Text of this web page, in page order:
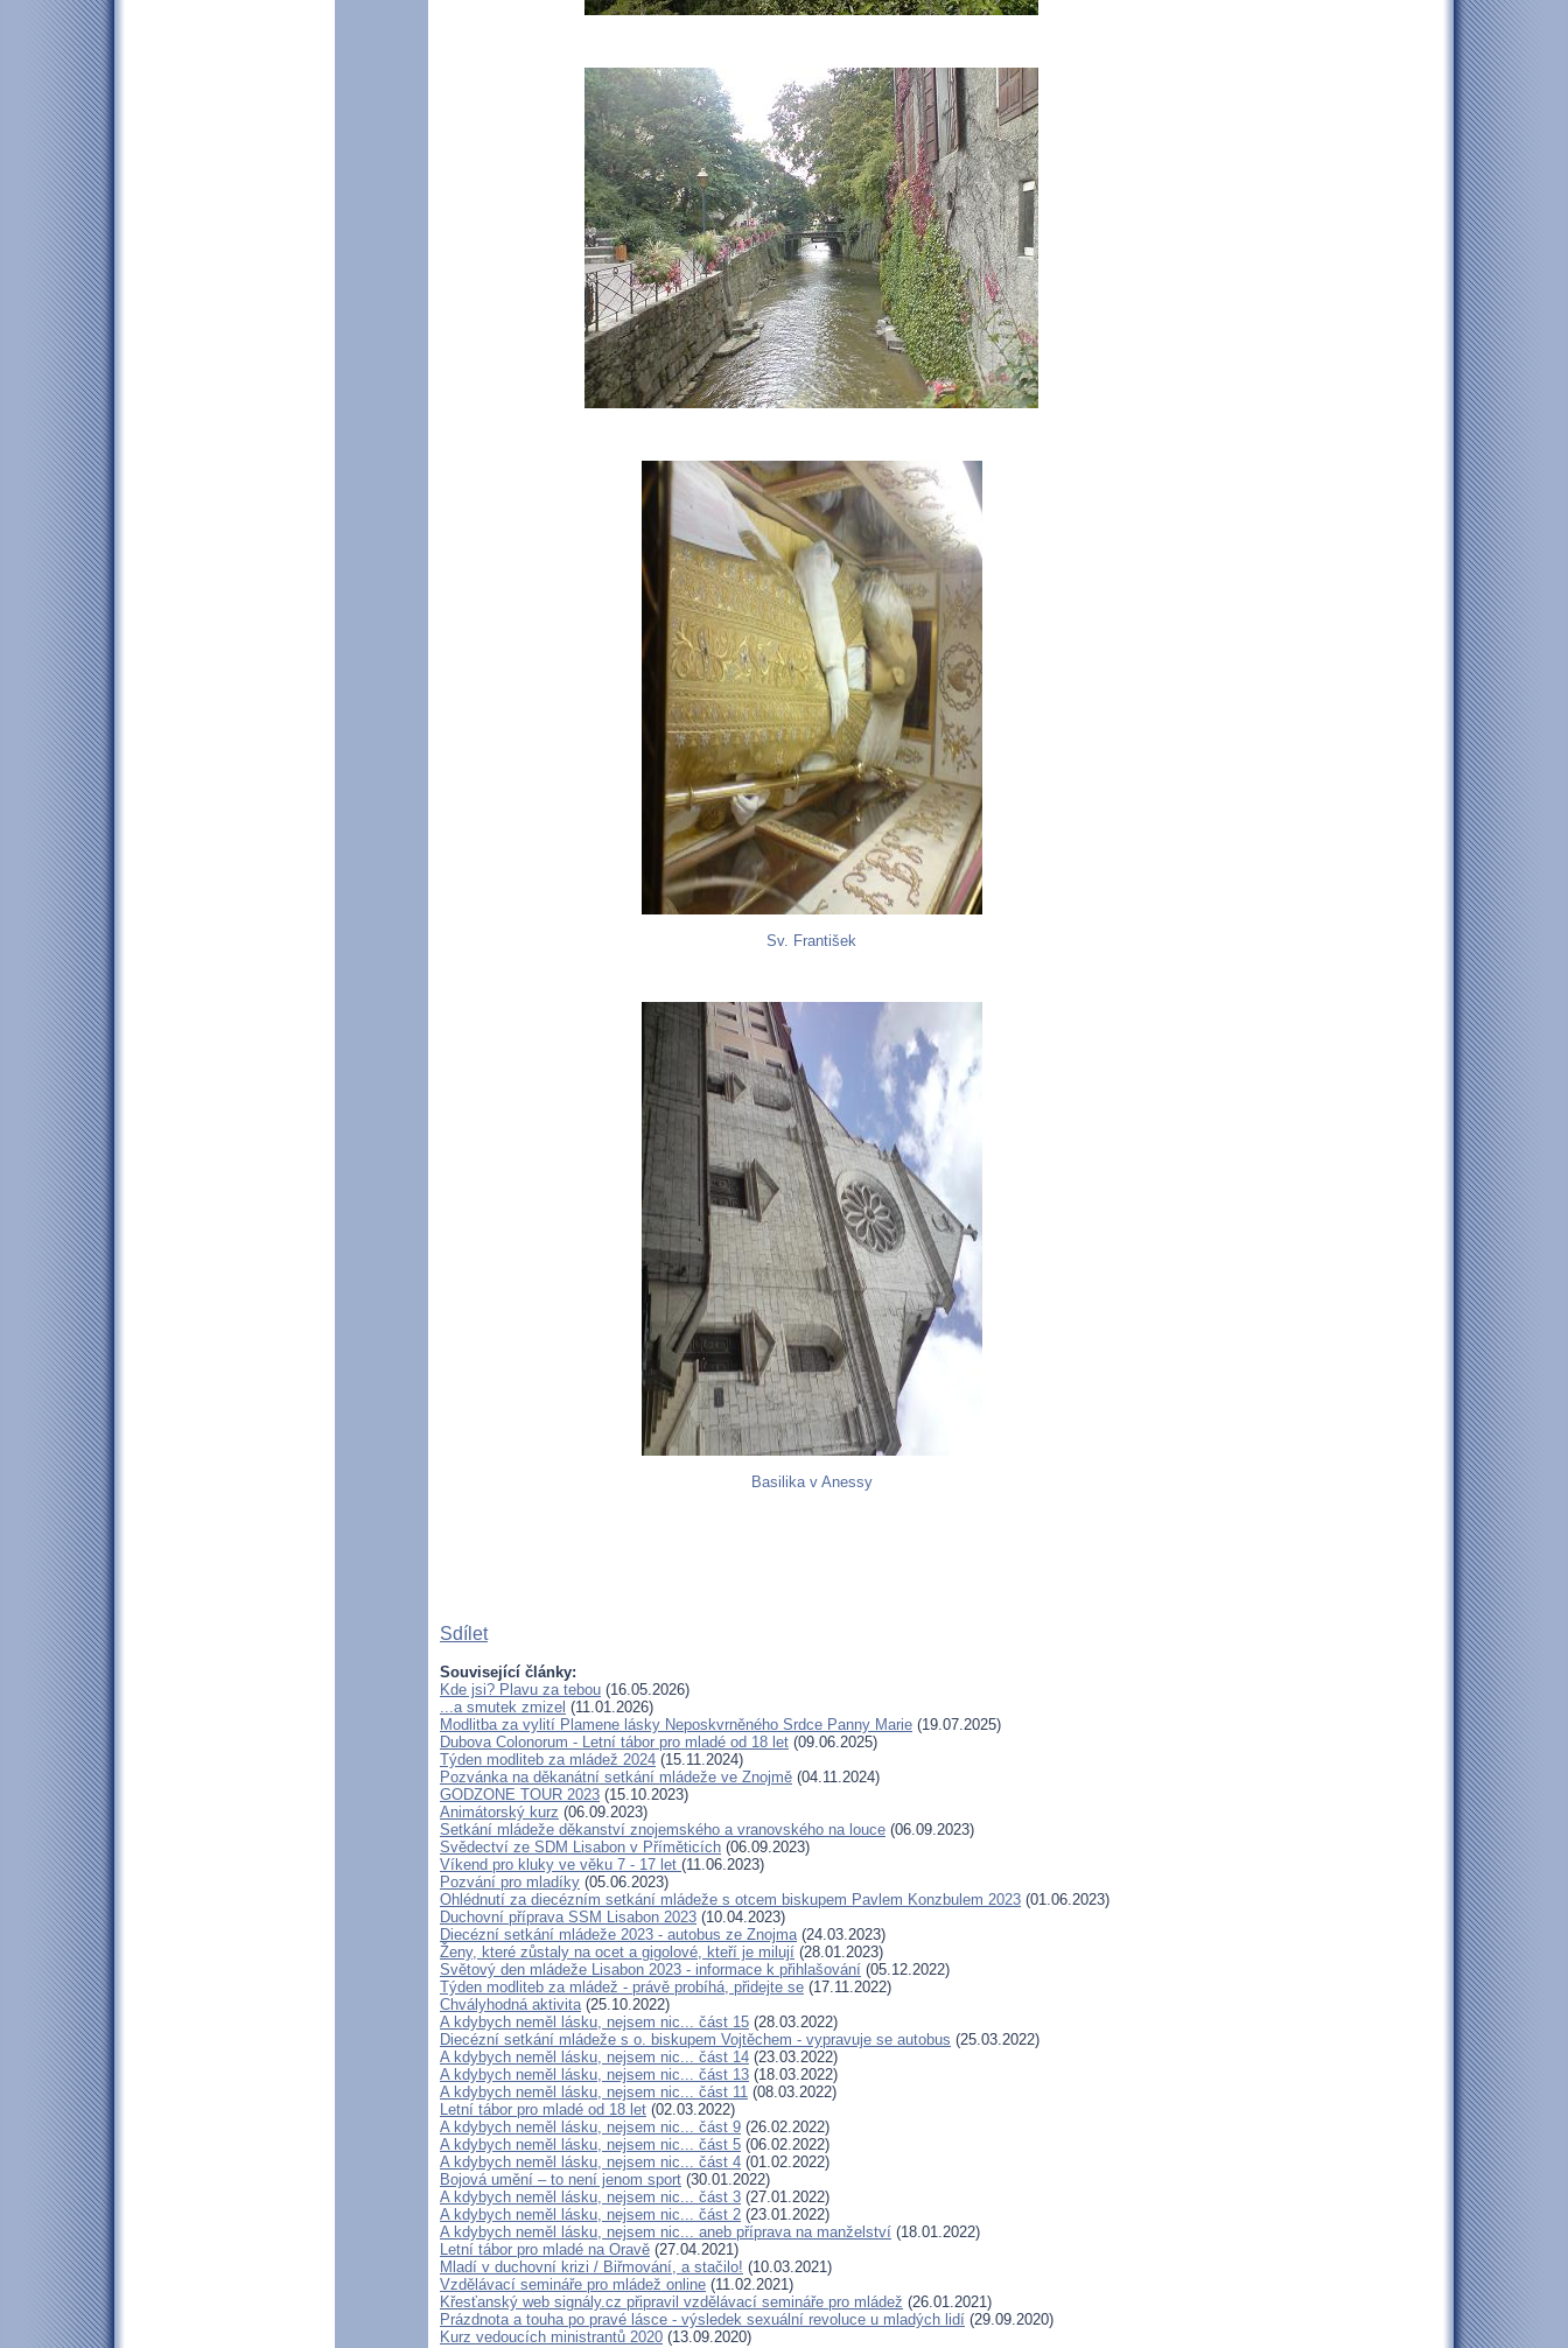
Sv. František
Basilika v Anessy
Sdílet
Související články:
Kde jsi? Plavu za tebou (16.05.2026)
...a smutek zmizel (11.01.2026)
Modlitba za vylití Plamene lásky Neposkvrněného Srdce Panny Marie (19.07.2025)
Dubova Colonorum - Letní tábor pro mladé od 18 let (09.06.2025)
Týden modliteb za mládež 2024 (15.11.2024)
Pozvánka na děkanátní setkání mládeže ve Znojmě (04.11.2024)
GODZONE TOUR 2023 (15.10.2023)
Animátorský kurz (06.09.2023)
Setkání mládeže děkanství znojemského a vranovského na louce (06.09.2023)
Svědectví ze SDM Lisabon v Příměticích (06.09.2023)
Víkend pro kluky ve věku 7 - 17 let (11.06.2023)
Pozvání pro mladíky (05.06.2023)
Ohlédnutí za diecézním setkání mládeže s otcem biskupem Pavlem Konzbulem 2023 (01.06.2023)
Duchovní příprava SSM Lisabon 2023 (10.04.2023)
Diecézní setkání mládeže 2023 - autobus ze Znojma(24.03.2023)
Ženy, které zůstaly na ocet a gigolové, kteří je milují (28.01.2023)
Světový den mládeže Lisabon 2023 - informace k přihlašování (05.12.2022)
Týden modliteb za mládež - právě probíhá, přidejte se (17.11.2022)
Chvályhodná aktivita(25.10.2022)
A kdybych neměl lásku, nejsem nic... část 15 (28.03.2022)
Diecézní setkání mládeže s o. biskupem Vojtěchem - vypravuje se autobus (25.03.2022)
A kdybych neměl lásku, nejsem nic... část 14 (23.03.2022)
A kdybych neměl lásku, nejsem nic... část 13 (18.03.2022)
A kdybych neměl lásku, nejsem nic... část 11 (08.03.2022)
Letní tábor pro mladé od 18 let (02.03.2022)
A kdybych neměl lásku, nejsem nic... část 9 (26.02.2022)
A kdybych neměl lásku, nejsem nic... část 5 (06.02.2022)
A kdybych neměl lásku, nejsem nic... část 4 (01.02.2022)
Bojová umění – to není jenom sport (30.01.2022)
A kdybych neměl lásku, nejsem nic... část 3 (27.01.2022)
A kdybych neměl lásku, nejsem nic... část 2 (23.01.2022)
A kdybych neměl lásku, nejsem nic... aneb příprava na manželství (18.01.2022)
Letní tábor pro mladé na Oravě (27.04.2021)
Mladí v duchovní krizi / Biřmování, a stačilo! (10.03.2021)
Vzdělávací semináře pro mládež online (11.02.2021)
Křesťanský web signály.cz připravil vzdělávací semináře pro mládež (26.01.2021)
Prázdnota a touha po pravé lásce - výsledek sexuální revoluce u mladých lidí (29.09.2020)
Kurz vedoucích ministrantů 2020 (13.09.2020)